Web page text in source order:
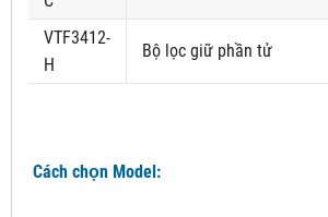
VTF3412-
H
Bộ lọc giữ phần tử
Cách chọn Model: